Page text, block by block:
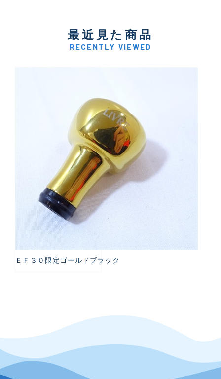
最近見た商品
RECENTLY VIEWED
ＥＦ３０限定ゴールドブラック